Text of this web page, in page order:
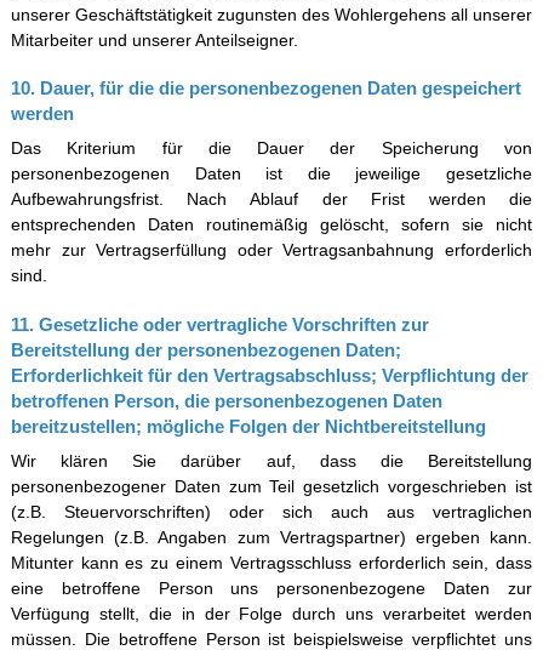
unserer Geschäftstätigkeit zugunsten des Wohlergehens all unserer
Mitarbeiter und unserer Anteilseigner.
10. Dauer, für die die personenbezogenen Daten gespeichert
werden
Das Kriterium für die Dauer der Speicherung von
personenbezogenen Daten ist die jeweilige gesetzliche
Aufbewahrungsfrist. Nach Ablauf der Frist werden die
entsprechenden Daten routinemäßig gelöscht, sofern sie nicht
mehr zur Vertragserfüllung oder Vertragsanbahnung erforderlich
sind.
11. Gesetzliche oder vertragliche Vorschriften zur
Bereitstellung der personenbezogenen Daten;
Erforderlichkeit für den Vertragsabschluss; Verpflichtung der
betroffenen Person, die personenbezogenen Daten
bereitzustellen; mögliche Folgen der Nichtbereitstellung
Wir klären Sie darüber auf, dass die Bereitstellung
personenbezogener Daten zum Teil gesetzlich vorgeschrieben ist
(z.B. Steuervorschriften) oder sich auch aus vertraglichen
Regelungen (z.B. Angaben zum Vertragspartner) ergeben kann.
Mitunter kann es zu einem Vertragsschluss erforderlich sein, dass
eine betroffene Person uns personenbezogene Daten zur
Verfügung stellt, die in der Folge durch uns verarbeitet werden
müssen. Die betroffene Person ist beispielsweise verpflichtet uns